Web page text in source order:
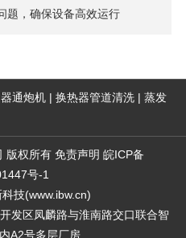
题，确保设备高效运行
通炮机 | 换热器管道清洗 | 蒸发
版权所有 免责声明 皖ICP备
号-1
科技(www.ibw.cn)
发区凤麟路与淮南路交口联合智
A2号多层厂房